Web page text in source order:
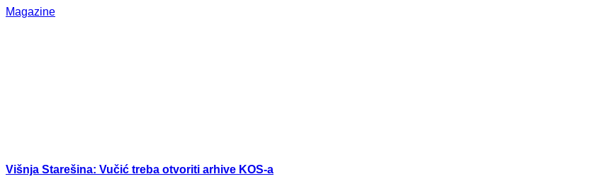
Magazine
Višnja Starešina: Vučić treba otvoriti arhive KOS-a